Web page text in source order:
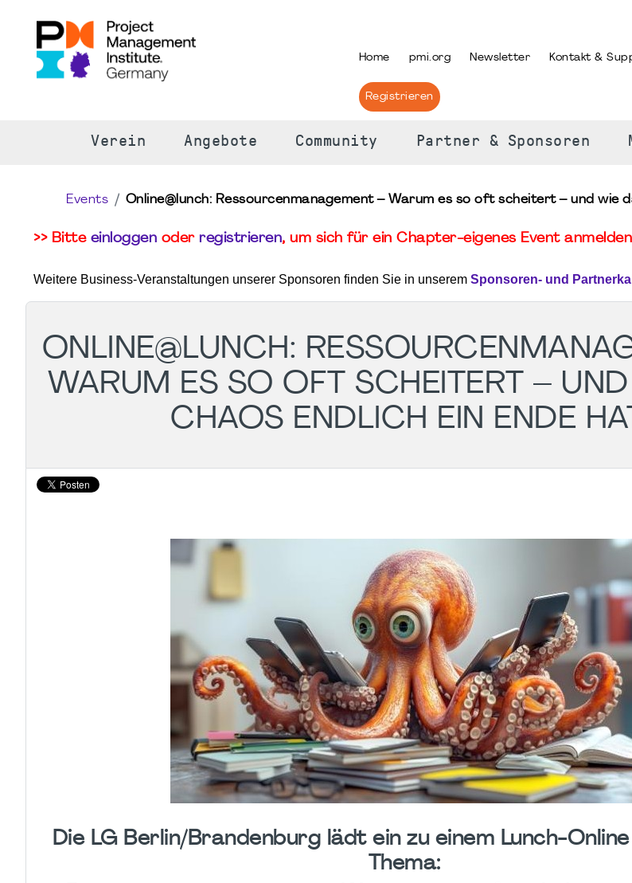
Home pmi.org Newsletter Kontakt &
Registrieren
Verein Angebote Community Partner & Sponsoren
Events Online@lunch: Ressourcenmanagement – Warum es so oft scheitert – und wie
>> Bitte einloggen oder registrieren, um sich für ein Chapter-eigenes Event anmelden
Weitere Business-Veranstaltungen unserer Sponsoren finden Sie in unserem Sponsoren- und
ONLINE@LUNCH:
WARUM ES SO OFT SCHEITERT –
CHAOS ENDLICH EIN ENDE
Die LG Berlin/Brandenburg lädt ein zu einem Lunch-
Thema: